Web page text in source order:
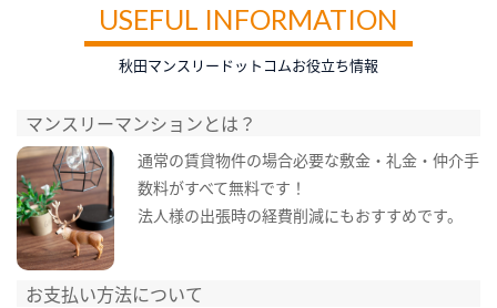
USEFUL INFORMATION
秋田マンスリードットコムお役立ち情報
マンスリーマンションとは？
通常の賃貸物件の場合必要な敷金・礼金・仲介手
数料がすべて無料です！
法人様の出張時の経費削減にもおすすめです。
お支払い方法について